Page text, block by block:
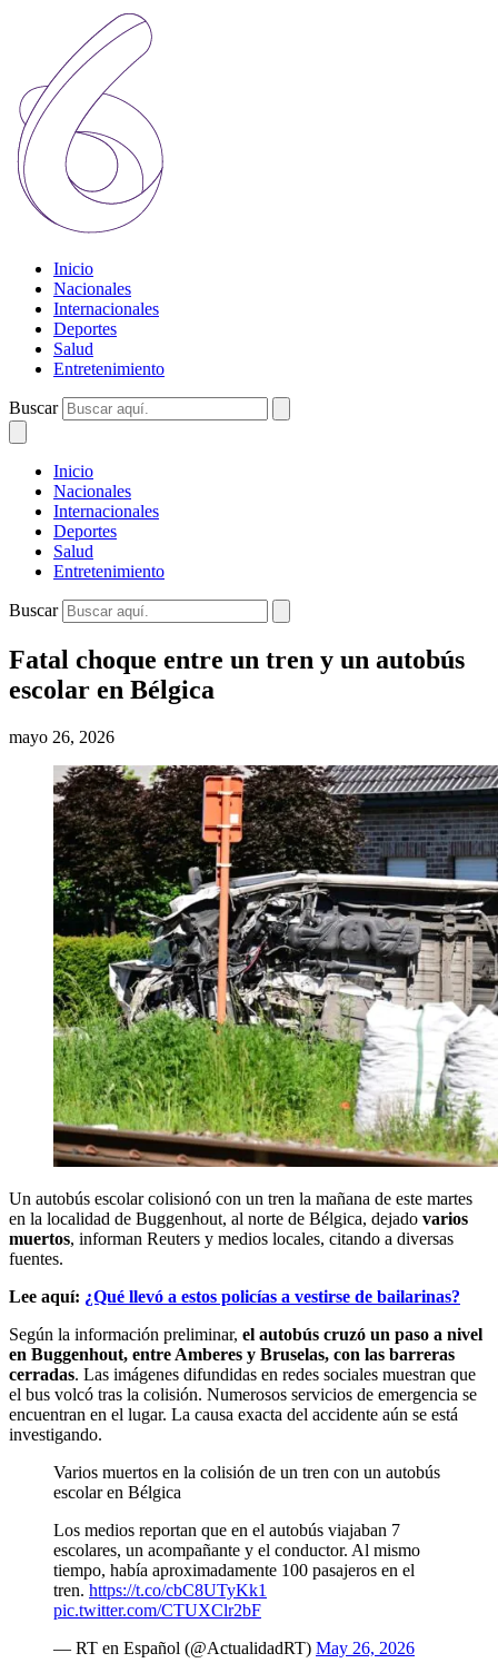
Inicio
Nacionales
Internacionales
Deportes
Salud
Entretenimiento
Buscar
Inicio
Nacionales
Internacionales
Deportes
Salud
Entretenimiento
Buscar
Fatal choque entre un tren y un autobús
escolar en Bélgica
mayo 26, 2026
Un autobús escolar colisionó con un tren la mañana de este martes
en la localidad de Buggenhout, al norte de Bélgica, dejado varios
muertos, informan Reuters y medios locales, citando a diversas
fuentes.
Lee aquí: ¿Qué llevó a estos policías a vestirse de bailarinas?
Según la información preliminar, el autobús cruzó un paso a nivel
en Buggenhout, entre Amberes y Bruselas, con las barreras
cerradas. Las imágenes difundidas en redes sociales muestran que
el bus volcó tras la colisión. Numerosos servicios de emergencia se
encuentran en el lugar. La causa exacta del accidente aún se está
investigando.
Varios muertos en la colisión de un tren con un autobús
escolar en Bélgica
Los medios reportan que en el autobús viajaban 7
escolares, un acompañante y el conductor. Al mismo
tiempo, había aproximadamente 100 pasajeros en el
tren. https://t.co/cbC8UTyKk1
pic.twitter.com/CTUXClr2bF
— RT en Español (@ActualidadRT) May 26, 2026